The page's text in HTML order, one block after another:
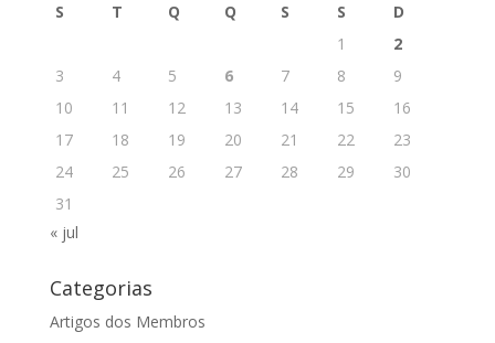
S T Q Q S S
D
1
2
3
4 5 6 7 8
9
10
11 12 13 14 15
16
17
18 19 20 21 22
23
24
25 26 27 28 29
30
31
« jul
Categorias
Artigos dos Membros